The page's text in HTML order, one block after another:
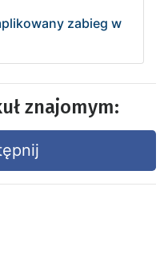
zabieg w
znajomym: